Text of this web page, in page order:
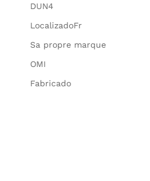
DUN4
LocalizadoFr
Sa propre marque
OMI
Fabricado